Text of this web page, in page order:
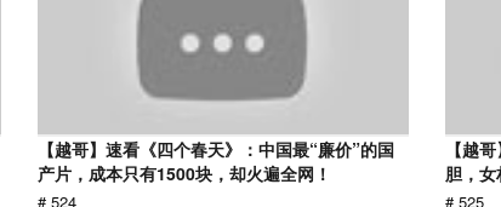
【越哥】速看《四个春天》：中国最“廉价”的国
产片，成本只有1500块，却火遍全网！
# 524
【越
胆，女
# 525